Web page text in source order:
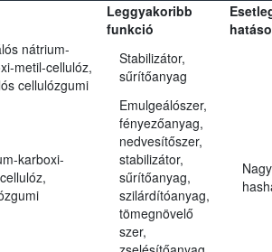
Leggyakoribb
funkció
nátrium-
metil-cellulóz,
cellulózgumi
Stabilizátor,
sűrítőanyag
karboxi-
Emulgeálószer,
fényezőanyag,
nedvesítőszer,
stabilizátor,
sűrítőanyag,
szilárdítóanyag,
tömegnövelő
szer,